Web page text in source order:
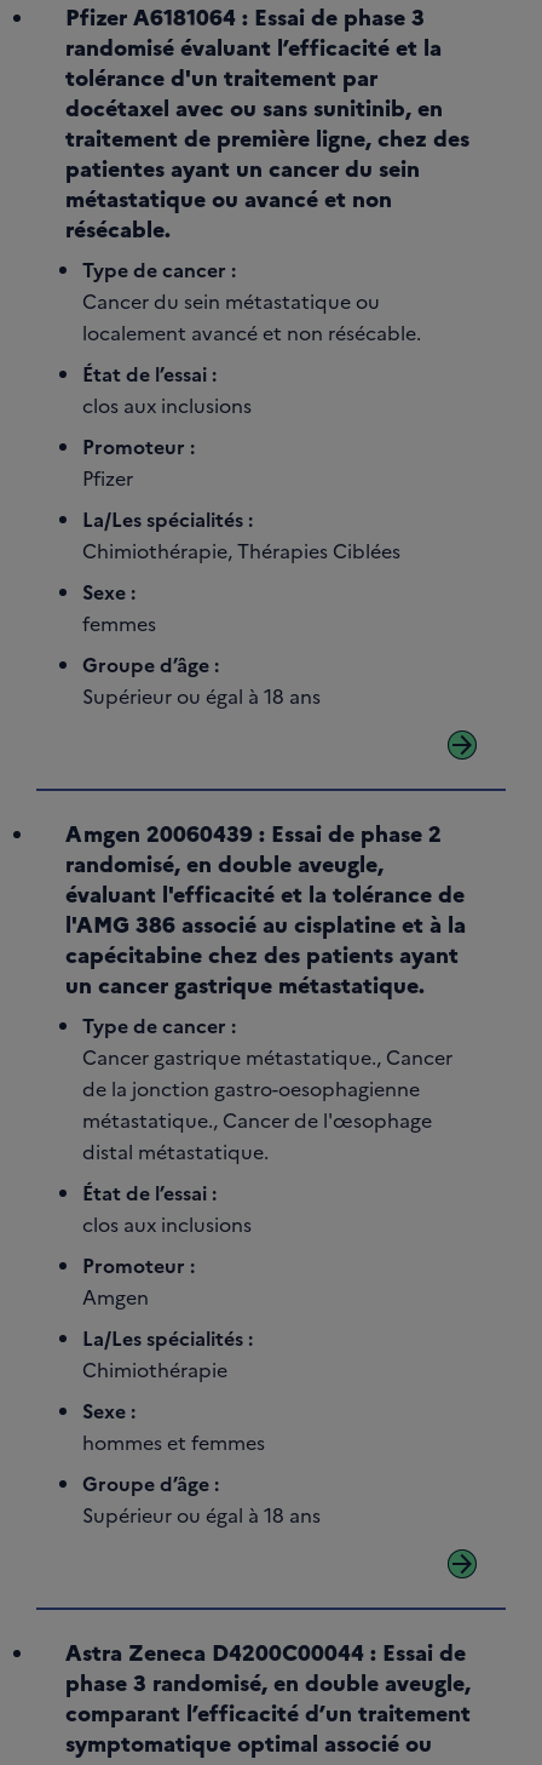
Pfizer A6181064 : Essai de phase 3
randomisé évaluant l’efficacité et la
tolérance d'un traitement par
docétaxel avec ou sans sunitinib, en
traitement de première ligne, chez des
patientes ayant un cancer du sein
métastatique ou avancé et non
résécable.
Type de cancer :
Cancer du sein métastatique ou
localement avancé et non résécable.
État de l’essai :
clos aux inclusions
Promoteur :
Pfizer
La/Les spécialités :
Chimiothérapie, Thérapies Ciblées
Sexe :
femmes
Groupe d’âge :
Supérieur ou égal à 18 ans
arrow_forward
Amgen 20060439 : Essai de phase 2
randomisé, en double aveugle,
évaluant l'efficacité et la tolérance de
l'AMG 386 associé au cisplatine et à la
capécitabine chez des patients ayant
un cancer gastrique métastatique.
Type de cancer :
Cancer gastrique métastatique., Cancer
de la jonction gastro-oesophagienne
métastatique., Cancer de l'œsophage
distal métastatique.
État de l’essai :
clos aux inclusions
Promoteur :
Amgen
La/Les spécialités :
Chimiothérapie
Sexe :
hommes et femmes
Groupe d’âge :
Supérieur ou égal à 18 ans
arrow_forward
Astra Zeneca D4200C00044 : Essai de
phase 3 randomisé, en double aveugle,
comparant l’efficacité d’un traitement
symptomatique optimal associé ou